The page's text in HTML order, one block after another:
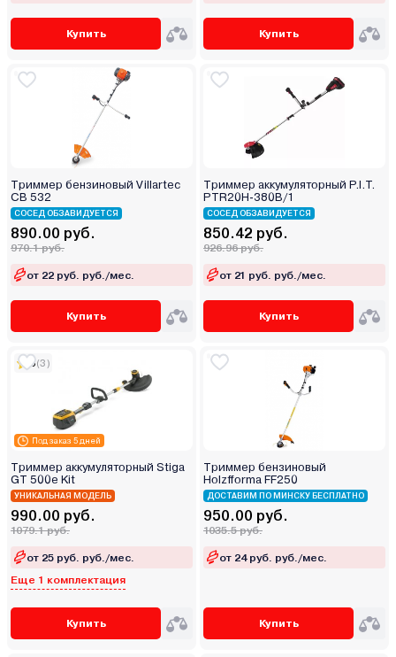
Купить Купить
Триммер бензиновый Villartec
CB 532
СОСЕД ОБЗАВИДУЕТСЯ
890.00 руб.
970.1 руб.
от 22 руб. руб./мес.
Купить
Триммер аккумуляторный P.I.T.
PTR20H-380B/1
СОСЕД ОБЗАВИДУЕТСЯ
850.42 руб.
926.96 руб.
от 21 руб. руб./мес.
Купить
Под заказ 5 дней
5(3)
Триммер аккумуляторный Stiga
GT 500e Kit
УНИКАЛЬНАЯ МОДЕЛЬ
990.00 руб.
1079.1 руб.
от 25 руб. руб./мес.
Еще 1 комплектация
Купить
Триммер бензиновый
Holzfforma FF250
ДОСТАВИМ ПО МИНСКУ БЕСПЛАТНО
950.00 руб.
1035.5 руб.
от 24 руб. руб./мес.
Купить